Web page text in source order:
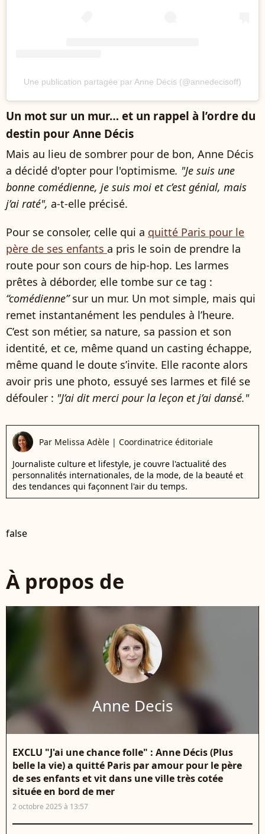
Une publication partagée par Anne Décis (@annedecisoff)
Un mot sur un mur… et un rappel à l’ordre du
destin pour Anne Décis
Mais au lieu de sombrer pour de bon, Anne Décis
a décidé d'opter pour l'optimisme. "Je suis une
bonne comédienne, je suis moi et c’est génial, mais
j’ai raté", a-t-elle précisé.
Pour se consoler, celle qui a quitté Paris pour le
père de ses enfants a pris le soin de prendre la
route pour son cours de hip-hop. Les larmes
prêtes à déborder, elle tombe sur ce tag :
“comédienne”sur un mur. Un mot simple, mais qui
remet instantanément les pendules à l’heure.
C’est son métier, sa nature, sa passion et son
identité, et ce, même quand un casting échappe,
même quand le doute s’invite. Elle raconte alors
avoir pris une photo, essuyé ses larmes et filé se
défouler : "J’ai dit merci pour la leçon et j’ai dansé."
Par Melissa Adèle | Coordinatrice éditoriale
Journaliste culture et lifestyle, je couvre l'actualité des
personnalités internationales, de la mode, de la beauté et
des tendances qui façonnent l'air du temps.
false
À propos de
Anne Decis
EXCLU "J'ai une chance folle" : Anne Décis (Plus
belle la vie) a quitté Paris par amour pour le père
de ses enfants et vit dans une ville très cotée
située en bord de mer
2 octobre 2025 à 13:57